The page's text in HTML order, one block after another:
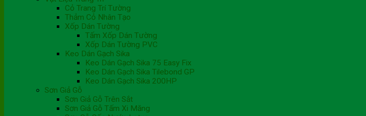
Cỏ Trang Trí Tường
Thảm Cỏ Nhân Tạo
Xốp Dán Tường
Tấm Xốp Dán Tường
Xốp Dán Tường PVC
Keo Dán Gạch Sika
Keo Dán Gạch Sika 75 Easy Fix
Keo Dán Gạch Sika Tilebond GP
Keo Dán Gạch Sika 200HP
Sơn Giả Gỗ
Sơn Giả Gỗ Trên Sắt
Sơn Giả Gỗ Tấm Xi Măng